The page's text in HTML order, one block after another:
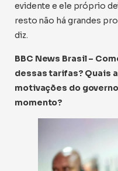
evidente e ele próprio
resto não há grandes
diz.
BBC News Brasil –
dessas tarifas? Quais
motivações do
momento?